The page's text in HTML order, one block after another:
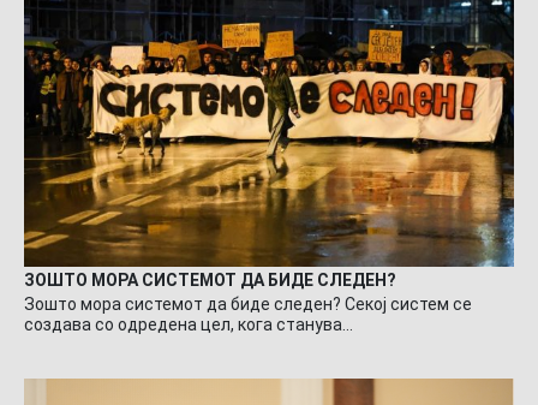
ЗОШТО МОРА СИСТЕМОТ ДА БИДЕ СЛЕДЕН?
Зошто мора системот да биде следен? Секој систем се
создава со одредена цел, кога станува…